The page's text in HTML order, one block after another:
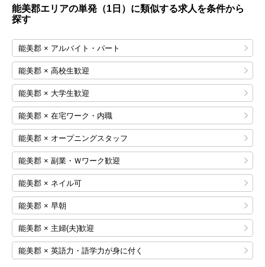
能美郡エリアの単発（1日）に類似する求人を条件から
探す
能美郡 × アルバイト・パート
能美郡 × 高校生歓迎
能美郡 × 大学生歓迎
能美郡 × 在宅ワーク・内職
能美郡 × オープニングスタッフ
能美郡 × 副業・Ｗワーク歓迎
能美郡 × ネイル可
能美郡 × 早朝
能美郡 × 主婦(夫)歓迎
能美郡 × 英語力・語学力が身に付く